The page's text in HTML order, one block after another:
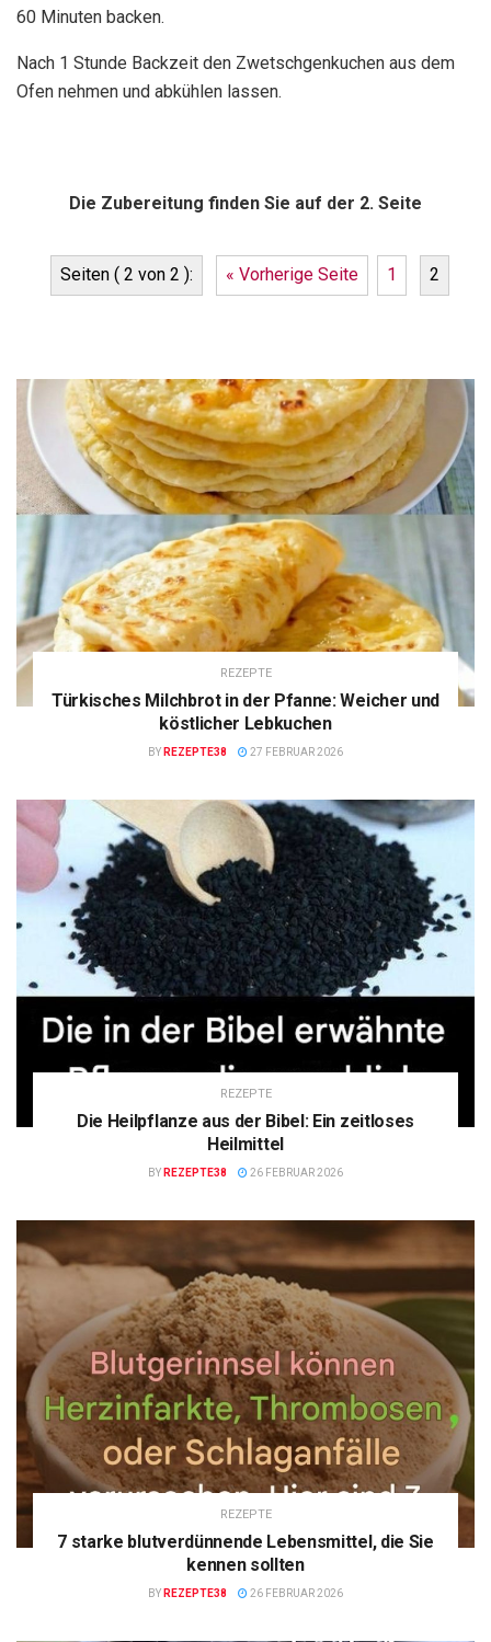
60 Minuten backen.
Nach 1 Stunde Backzeit den Zwetschgenkuchen aus dem
Ofen nehmen und abkühlen lassen.
Die Zubereitung finden Sie auf der 2. Seite
Seiten ( 2 von 2 ): « Vorherige Seite 1 2
REZEPTE
Türkisches Milchbrot in der Pfanne: Weicher und
köstlicher Lebkuchen
BY REZEPTE38 27 FEBRUAR 2026
REZEPTE
Die Heilpflanze aus der Bibel: Ein zeitloses
Heilmittel
BY REZEPTE38 26 FEBRUAR 2026
REZEPTE
7 starke blutverdünnende Lebensmittel, die Sie
kennen sollten
BY REZEPTE38 26 FEBRUAR 2026